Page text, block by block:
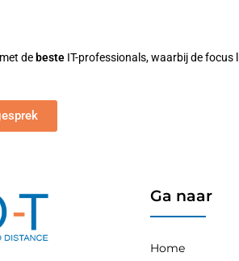
debeste IT-professionals, waarbij de focus
Ga naar
Home